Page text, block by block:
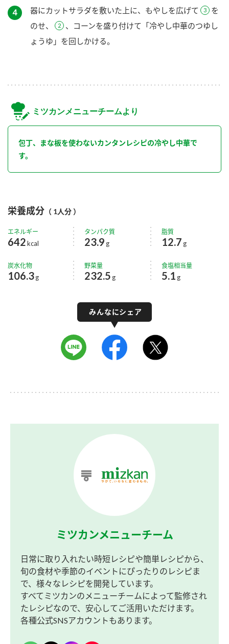
４ 器にカットサラダを敷いた上に、もやしを広げて
を
のせ、
、コーンを盛り付けて「冷やし中華のつゆし
ょうゆ」を回しかける。
ミツカンメニューチームより
包丁、まな板を使わないカンタンレシピの冷やし中華で
す。
栄養成分 （ 1人分 ）
エネルギー
642kcal
タンパク質
23.9 g
脂質
12.7 g
炭水化物
106.3g
野菜量
232.5 g
食塩相当量
5.1 g
ミツカンメニューチーム
日常に取り入れたい時短レシピや簡単レシピから、
旬の食材や季節のイベントにぴったりのレシピま
で、様々なレシピを開発しています。
すべてミツカンのメニューチームによって監修され
たレシピなので、安心してご活用いただけます。
各種公式SNSアカウントもあります。